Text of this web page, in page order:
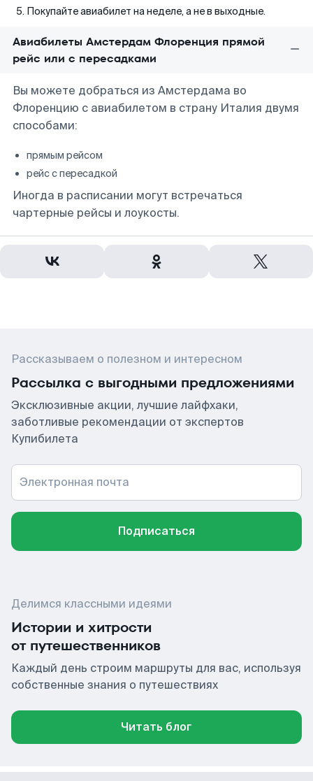
Покупайте авиабилет на неделе, а не в выходные.
Авиабилеты Амстердам Флоренция прямой
рейс или с пересадками
Вы можете добраться из Амстердама во
Флоренцию с авиабилетом в страну Италия двумя
способами:
прямым рейсом
рейс с пересадкой
Иногда в расписании могут встречаться
чартерные рейсы и лоукосты.
Рассказываем о полезном и интересном
Рассылка с выгодными предложениями
Эксклюзивные акции, лучшие лайфхаки,
заботливые рекомендации от экспертов
Купибилета
Электронная почта
Подписаться
Делимся классными идеями
Истории и хитрости
от путешественников
Каждый день строим маршруты для вас, используя
собственные знания о путешествиях
Читать блог